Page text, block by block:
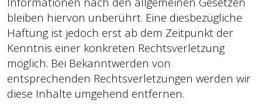
bleiben hiervon unberührt. Eine diesbezügliche
Haftung ist jedoch erst ab dem Zeitpunkt der
Kenntnis einer konkreten Rechtsverletzung
möglich. Bei Bekanntwerden von
entsprechenden Rechtsverletzungen werden wir
diese Inhalte umgehend entfernen.